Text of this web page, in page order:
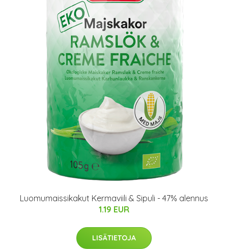
Luomumaissikakut Kermaviili & Sipuli - 47% alennus
1.19 EUR
LISÄTIETOJA